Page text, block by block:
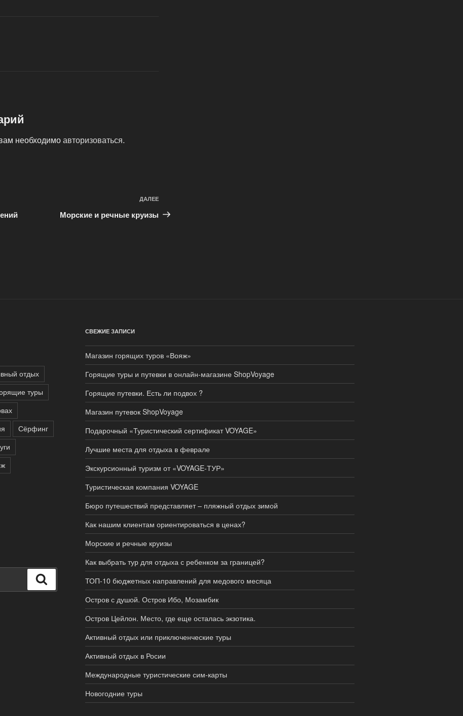
необходимоавторизоваться.
запись
ДАЛЕЕ
Морские и речные круизы
отдых
туры
Сёрфинг
СВЕЖИЕ ЗАПИСИ
Магазин горящих туров «Вояж»
Горящие туры и путевки в онлайн-магазине ShopVoyage
Горящие путевки. Есть ли подвох ?
Магазин путевок ShopVoyage
Подарочный «Туристический сертификат VOYAGE»
Лучшие места для отдыха в феврале
Экскурсионный туризм от «VOYAGE-ТУР»
Туристическая компания VOYAGE
Бюро путешествий представляет – пляжный отдых зимой
Как нашим клиентам ориентироваться в ценах?
Морские и речные круизы
Как выбрать тур для отдыха с ребенком за границей?
ТОП-10 бюджетных направлений для медового месяца
Остров с душой. Остров Ибо, Мозамбик
Остров Цейлон. Место, где еще осталась экзотика.
Активный отдых или приключенческие туры
Активный отдых в Росии
Международные туристические сим-карты
Новогодние туры